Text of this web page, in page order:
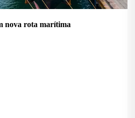
nova rota marítima